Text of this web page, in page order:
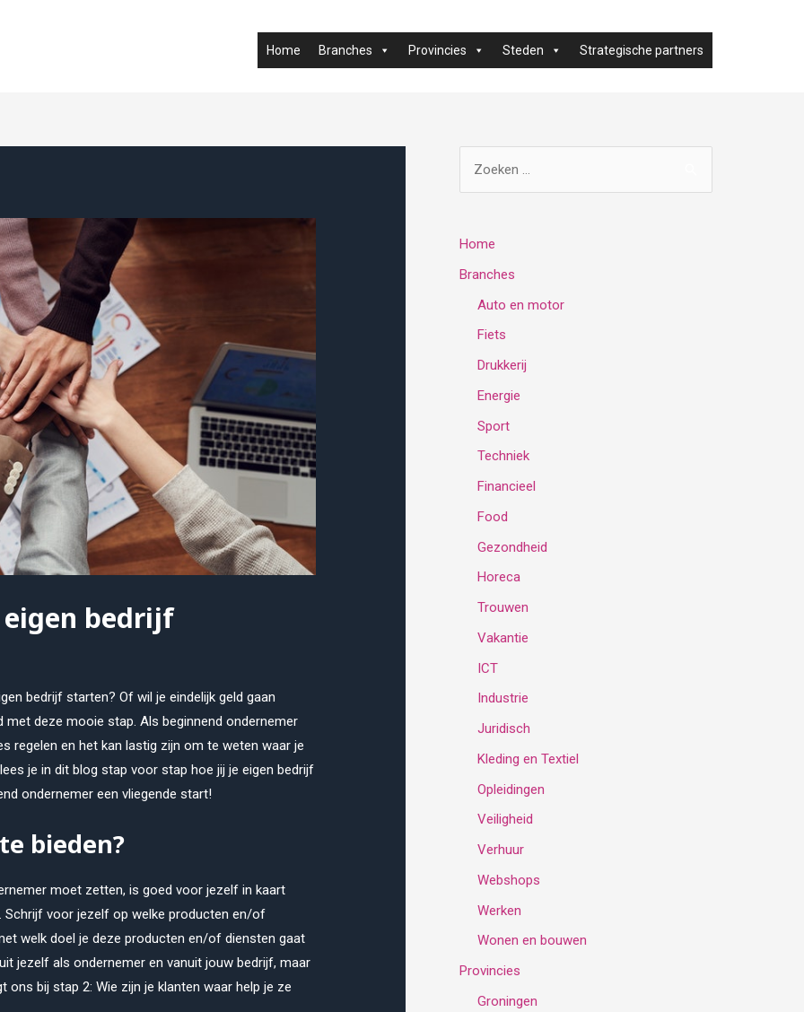
Home Branches Provincies Steden Strategische partners
bedrijf
bedrijf starten? Of wil je eindelijk geld gaan
met deze mooie stap. Als beginnend ondernemer
regelen en het kan lastig zijn om te weten waar je
je in dit blog stap voor stap hoe jij je eigen bedrijf
ondernemer een vliegende start!
bieden?
moet zetten, is goed voor jezelf in kaart
Schrijf voor jezelf op welke producten en/of
welk doel je deze producten en/of diensten gaat
jezelf als ondernemer en vanuit jouw bedrijf, maar
ons bij stap 2: Wie zijn je klanten waar help je ze
k
e
Home
Branches
Auto en motor
Fiets
Drukkerij
Energie
Sport
Techniek
Financieel
Food
Gezondheid
Horeca
Trouwen
Vakantie
ICT
Industrie
Juridisch
Kleding en Textiel
Opleidingen
Veiligheid
Verhuur
Webshops
Werken
Wonen en bouwen
Provincies
Groningen